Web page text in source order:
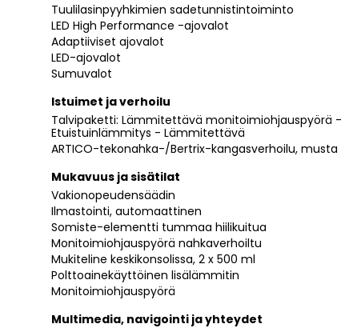
Tuulilasinpyyhkimien sadetunnistintoiminto
LED High Performance -ajovalot
Adaptiiviset ajovalot
LED-ajovalot
Sumuvalot
Istuimet ja verhoilu
Talvipaketti: Lämmitettävä monitoimiohjauspyörä -
Etuistuinlämmitys - Lämmitettävä
ARTICO-tekonahka-/Bertrix-kangasverhoilu, musta
Mukavuus ja sisätilat
Vakionopeudensäädin
Ilmastointi, automaattinen
Somiste-elementti tummaa hiilikuitua
Monitoimiohjauspyörä nahkaverhoiltu
Mukiteline keskikonsolissa, 2 x 500 ml
Polttoainekäyttöinen lisälämmitin
Monitoimiohjauspyörä
Multimedia, navigointi ja yhteydet